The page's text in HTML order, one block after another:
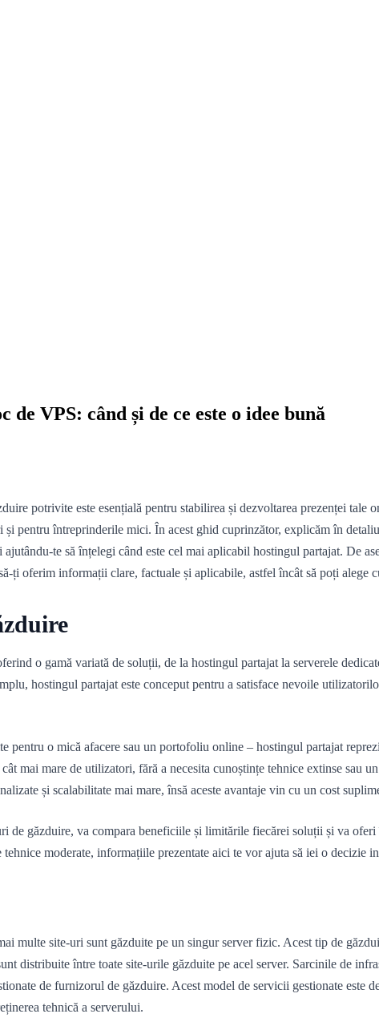
VPS: când și de ce este o idee bună
potrivite este esențială pentru stabilirea și dezvoltarea prezenței
pentru întreprinderile mici. În acest ghid cuprinzător, explicăm în
te să înțelegi când este cel mai aplicabil hostingul partajat. De
ți oferim informații clare, factuale și aplicabile, astfel încât să poți alege
o gamă variată de soluții, de la hostingul partajat la serverele
hostingul partajat este conceput pentru a satisface nevoile
pentru o mică afacere sau un portofoliu online – hostingul partajat
mai mare de utilizatori, fără a necesita cunoștințe tehnice extinse sau
și scalabilitate mai mare, însă aceste avantaje vin cu un cost
de găzduire, va compara beneficiile și limitările fiecărei soluții și va
moderate, informațiile prezentate aici te vor ajuta să iei o decizie
multe site-uri sunt găzduite pe un singur server fizic. Acest tip de
distribuite între toate site-urile găzduite pe acel server. Sarcinile de
de furnizorul de găzduire. Acest model de servicii gestionate este
tehnică a serverului.